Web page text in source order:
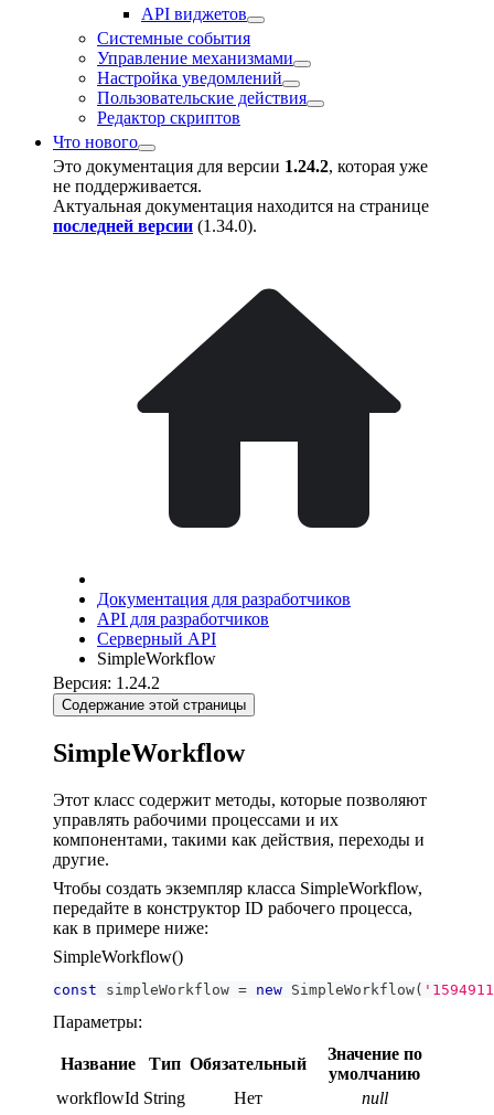
API виджетов
Системные события
Управление механизмами
Настройка уведомлений
Пользовательские действия
Редактор скриптов
Что нового
Это документация для версии 1.24.2, которая уже
не поддерживается.
Актуальная документация находится на странице
последней версии (1.34.0).
Документация для разработчиков
API для разработчиков
Серверный API
SimpleWorkflow
Версия: 1.24.2
Содержание этой страницы
SimpleWorkflow
Этот класс содержит методы, которые позволяют
управлять рабочими процессами и их
компонентами, такими как действия, переходы и
другие.
Чтобы создать экземпляр класса SimpleWorkflow,
передайте в конструктор ID рабочего процесса,
как в примере ниже:
SimpleWorkflow()
const simpleWorkflow = new SimpleWorkflow(
Параметры:
Название Тип Обязательный
Значение по
умолчанию
workflowId String Нет null